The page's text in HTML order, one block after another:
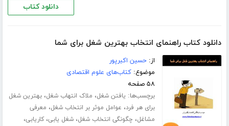
دانلود کتاب
دانلود کتاب راهنمای انتخاب بهترین شغل برای شما
از:حسین اکبرپور
موضوع:کتاب‌های علوم اقتصادی
۵۸ صفحه
برچسب‌ها: یافتن شغل، ملاک انتهاب شغل،بهترین شغل
برای هر فرد، عوامل موثر بر انتخاب شغل، معرفی
مشاغل، چگونگی انتخاب شغل،شغل یابی،کاریابی،